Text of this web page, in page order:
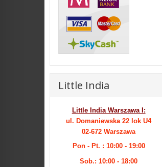
Little India
Little India Warszawa I:
ul. Domaniewska 22 lok U4
02-672 Warszawa
Pon - Pt. : 10:00 - 19:00
Sob.: 10:00 - 18:00